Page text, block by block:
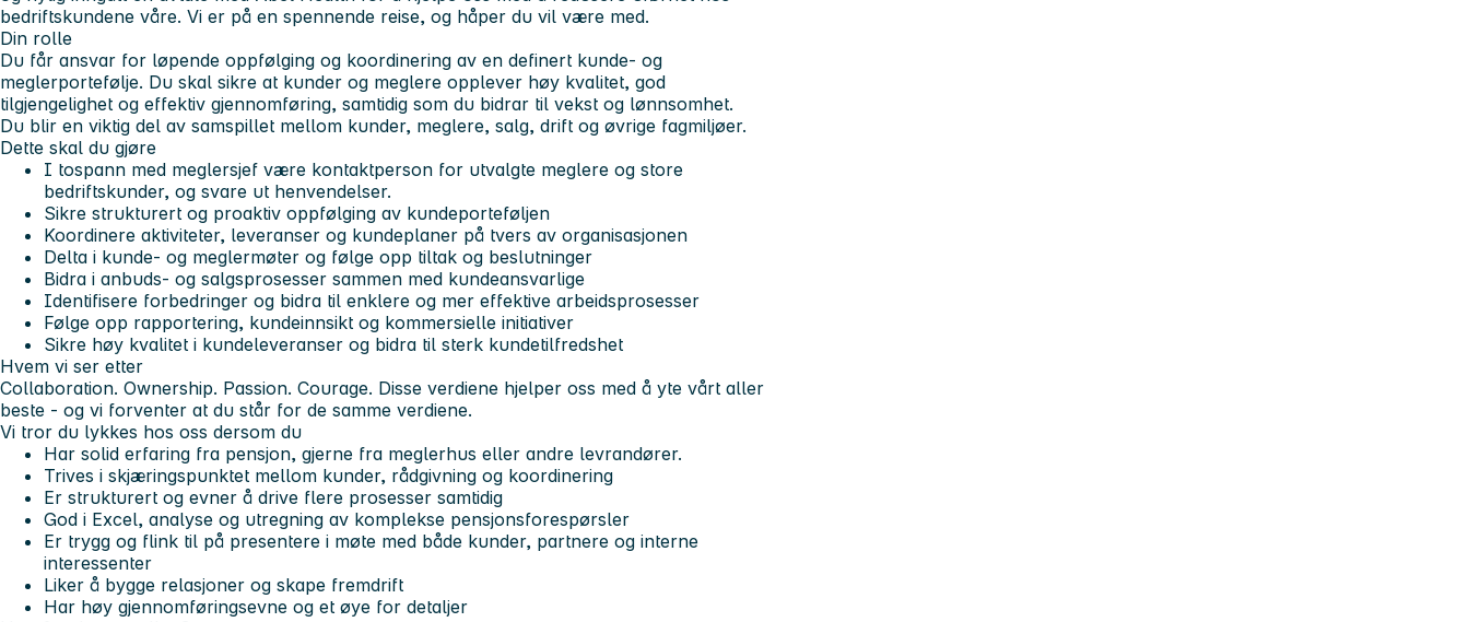
bedriftskundene våre. Vi er på en spennende reise, og håper du vil være med.
Din rolle
Du får ansvar for løpende oppfølging og koordinering av en definert kunde- og
meglerportefølje. Du skal sikre at kunder og meglere opplever høy kvalitet, god
tilgjengelighet og effektiv gjennomføring, samtidig som du bidrar til vekst og lønnsomhet.
Du blir en viktig del av samspillet mellom kunder, meglere, salg, drift og øvrige fagmiljøer.
Dette skal du gjøre
I tospann med meglersjef være kontaktperson for utvalgte meglere og store
bedriftskunder, og svare ut henvendelser.
Sikre strukturert og proaktiv oppfølging av kundeporteføljen
Koordinere aktiviteter, leveranser og kundeplaner på tvers av organisasjonen
Delta i kunde- og meglermøter og følge opp tiltak og beslutninger
Bidra i anbuds- og salgsprosesser sammen med kundeansvarlige
Identifisere forbedringer og bidra til enklere og mer effektive arbeidsprosesser
Følge opp rapportering, kundeinnsikt og kommersielle initiativer
Sikre høy kvalitet i kundeleveranser og bidra til sterk kundetilfredshet
Hvem vi ser etter
Collaboration. Ownership. Passion. Courage. Disse verdiene hjelper oss med å yte vårt aller
beste - og vi forventer at du står for de samme verdiene.
Vi tror du lykkes hos oss dersom du
Har solid erfaring fra pensjon, gjerne fra meglerhus eller andre levrandører.
Trives i skjæringspunktet mellom kunder, rådgivning og koordinering
Er strukturert og evner å drive flere prosesser samtidig
God i Excel, analyse og utregning av komplekse pensjonsforespørsler
Er trygg og flink til på presentere i møte med både kunder, partnere og interne
interessenter
Liker å bygge relasjoner og skape fremdrift
Har høy gjennomføringsevne og et øye for detaljer